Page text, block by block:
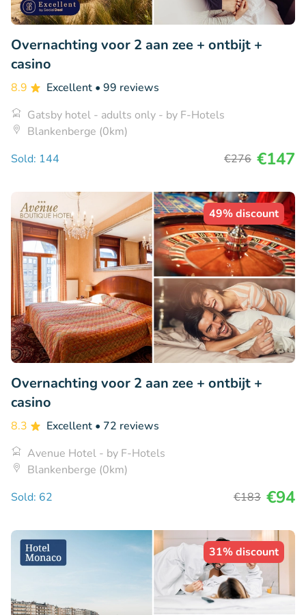
Overnachting voor 2 aan zee + ontbijt +
casino
8.9 Excellent • 99 reviews
Gatsby hotel - adults only - by F-Hotels
Blankenberge (0km)
Sold: 144
€276 €147
49% discount
Overnachting voor 2 aan zee + ontbijt +
casino
8.3 Excellent • 72 reviews
Avenue Hotel - by F-Hotels
Blankenberge (0km)
Sold: 62
€183 €94
31% discount